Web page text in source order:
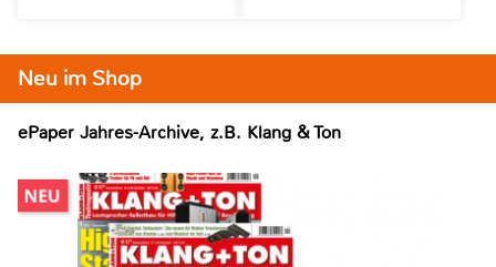
Neu im Shop
ePaper Jahres-Archive, z.B. Klang & Ton